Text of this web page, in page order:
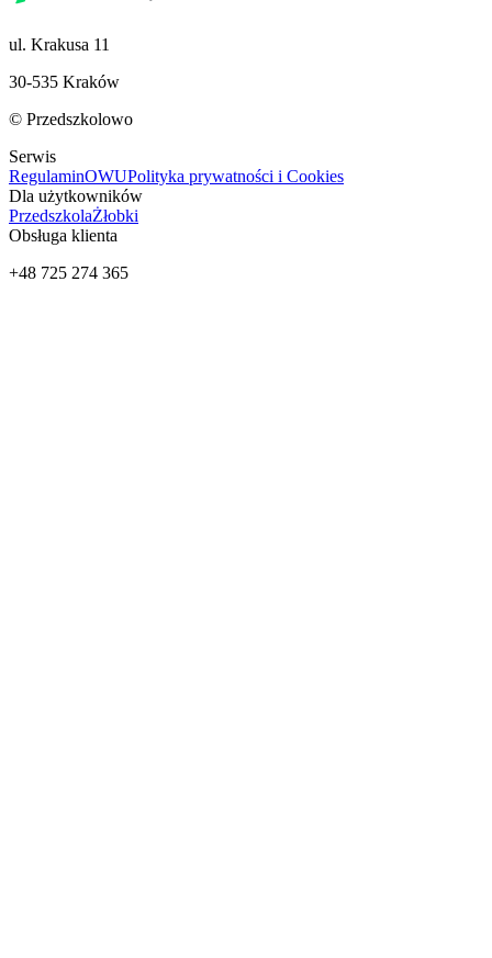
ul. Krakusa 11
30-535 Kraków
© Przedszkolowo
Serwis
RegulaminOWUPolityka prywatności i Cookies
Dla użytkowników
PrzedszkolaŻłobki
Obsługa klienta
+48 725 274 365